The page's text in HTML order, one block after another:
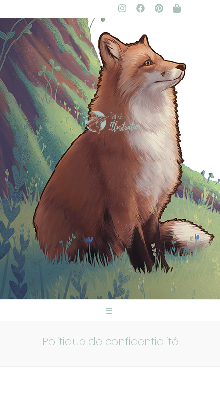
Claire Murigneux
Illustratrice
Politique de confidentialité